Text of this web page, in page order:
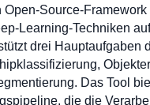
Open-Source-Framework
Learning-Techniken auf
drei Hauptaufgaben
Das Tool
die die